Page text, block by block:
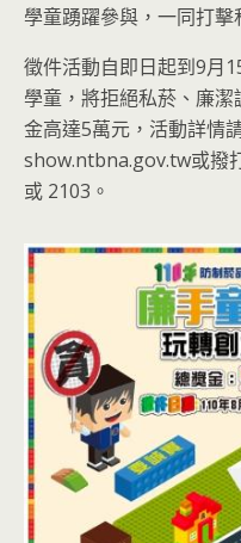
學童踴躍參與，一同打擊
徵件活動自即日起到9月
學童，將拒絕私菸、廉
金高達5萬元，活動詳情
show.ntbna.gov.tw或撥
或 2103。